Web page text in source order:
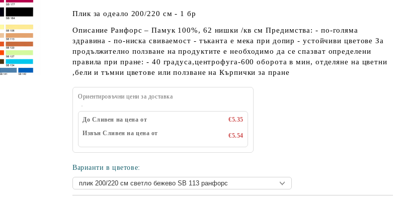
Плик за одеало 200/220 см - 1 бр
Описание Ранфорс – Памук 100%, 62 нишки /кв см Предимства: - по-голяма
здравина - по-ниска свиваемост - тъканта е мека при допир - устойчиви цветове За
продължително ползване на продуктите е необходимо да се спазват определени
правила при пране: - 40 градуса,центрофуга-600 оборота в мин, отделяне на цветни
,бели и тъмни цветове или ползване на Кърпички за пране
Ориентировъчни цени за доставка
До Сливен на цена от
€5.35
Извън Сливен на цена от
€5.54
Варианти в цветове: